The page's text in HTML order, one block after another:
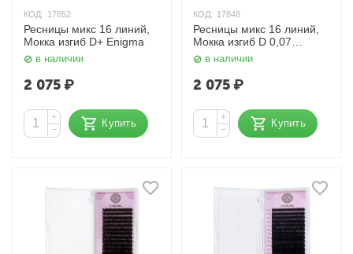
КОД: 17852
Ресницы микс 16 линий,
Мокка изгиб D+ Enigma
в наличии
2 075₽
+
−
Купить
КОД: 17848
Ресницы микс 16 линий,
Мокка изгиб D 0,07
Enigma
в наличии
2 075₽
+
−
Купить